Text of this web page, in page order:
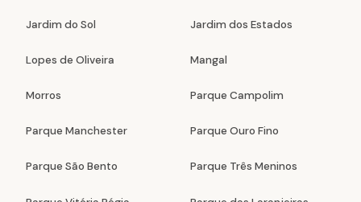
Jardim do Sol Jardim dos Estados
Lopes de Oliveira Mangal
Morros Parque Campolim
Parque Manchester Parque Ouro Fino
Parque São Bento Parque Três Meninos